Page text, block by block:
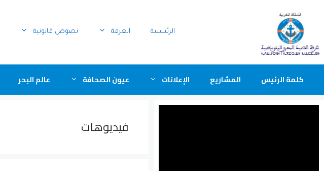
الرئيسية الغرفة نصوص قانونية
كلمة الرئيس المشاريع الإعلانات عيون الصحافة عالم البحر
فيديوهات